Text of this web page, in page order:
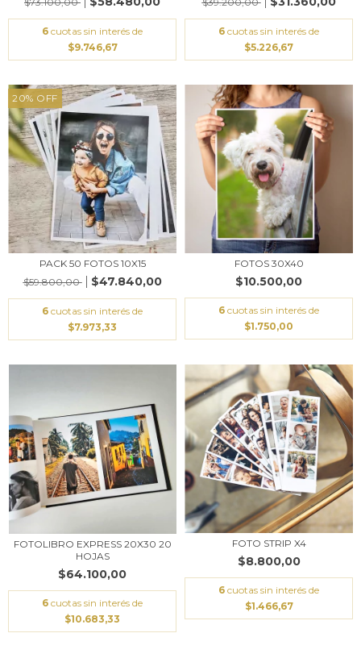
6 cuotas sin interés de
$9.746,67
6 cuotas sin interés de
$5.226,67
20% OFF
PACK 50 FOTOS 10X15
$59.800,00
$47.840,00
6 cuotas sin interés de
$7.973,33
FOTOS 30X40
$10.500,00
6 cuotas sin interés de
$1.750,00
FOTOLIBRO EXPRESS 20X30 20
HOJAS
$64.100,00
6 cuotas sin interés de
$10.683,33
FOTO STRIP X4
$8.800,00
6 cuotas sin interés de
$1.466,67